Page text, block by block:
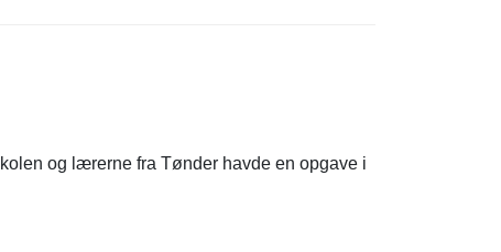
og lærerne fra Tønder havde en opgave i